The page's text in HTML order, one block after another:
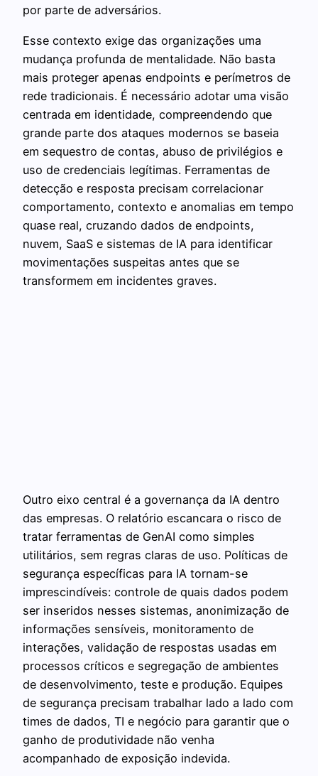
por parte de adversários.
Esse contexto exige das organizações uma
mudança profunda de mentalidade. Não basta
mais proteger apenas endpoints e perímetros de
rede tradicionais. É necessário adotar uma visão
centrada em identidade, compreendendo que
grande parte dos ataques modernos se baseia
em sequestro de contas, abuso de privilégios e
uso de credenciais legítimas. Ferramentas de
detecção e resposta precisam correlacionar
comportamento, contexto e anomalias em tempo
quase real, cruzando dados de endpoints,
nuvem, SaaS e sistemas de IA para identificar
movimentações suspeitas antes que se
transformem em incidentes graves.
Outro eixo central é a governança da IA dentro
das empresas. O relatório escancara o risco de
tratar ferramentas de GenAI como simples
utilitários, sem regras claras de uso. Políticas de
segurança específicas para IA tornam-se
imprescindíveis: controle de quais dados podem
ser inseridos nesses sistemas, anonimização de
informações sensíveis, monitoramento de
interações, validação de respostas usadas em
processos críticos e segregação de ambientes
de desenvolvimento, teste e produção. Equipes
de segurança precisam trabalhar lado a lado com
times de dados, TI e negócio para garantir que o
ganho de produtividade não venha
acompanhado de exposição indevida.